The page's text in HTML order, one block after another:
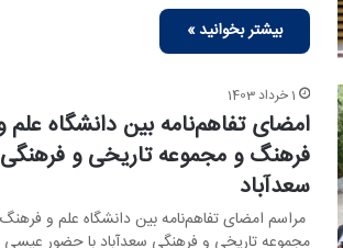
بیشتر بخوانید »
1 خرداد 1403
امضای تفاهم‌نامه بین دانشگاه علم
فرهنگ و مجموعه تاریخی و فرهنگی
سعدآباد
مراسم امضای تفاهم‌نامه بین دانشگاه علم و
مجموعه تاریخی و فرهنگی سعدآباد با حضور عیسی